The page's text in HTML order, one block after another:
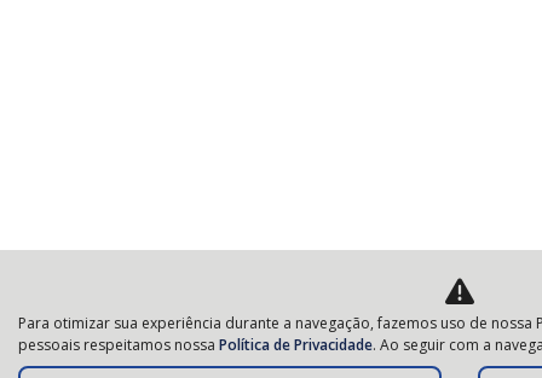
Para otimizar sua experiência durante a navegação, fazemos uso de
pessoais respeitamos nossa Política de Privacidade. Ao seguir com a